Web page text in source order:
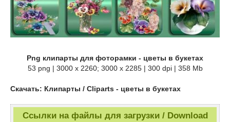
Png клипарты для фоторамки - цветы в букетах
53 png | 3000 x 2260; 3000 х 2285 | 300 dpi | 358 Mb
Скачать: Клипарты / Cliparts - цветы в букетах
Ссылки на файлы для загрузки / Download